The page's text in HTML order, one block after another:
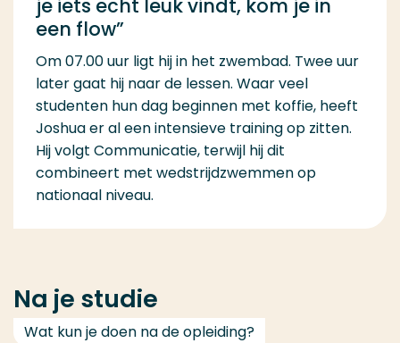
je iets echt leuk vindt, kom je in
een flow”
Om 07.00 uur ligt hij in het zwembad. Twee uur
later gaat hij naar de lessen. Waar veel
studenten hun dag beginnen met koffie, heeft
Joshua er al een intensieve training op zitten.
Hij volgt Communicatie, terwijl hij dit
combineert met wedstrijdzwemmen op
nationaal niveau.
Na je studie
Wat kun je doen na de opleiding?